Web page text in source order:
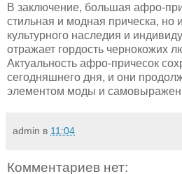
В заключение, большая афро-
стильная и модная прическа, но
культурного наследия и
отражает гордость чернокожих
Актуальность афро-причесок
сегодняшнего дня, и они
элементом моды и
admin в 11:04
Комментариев нет: